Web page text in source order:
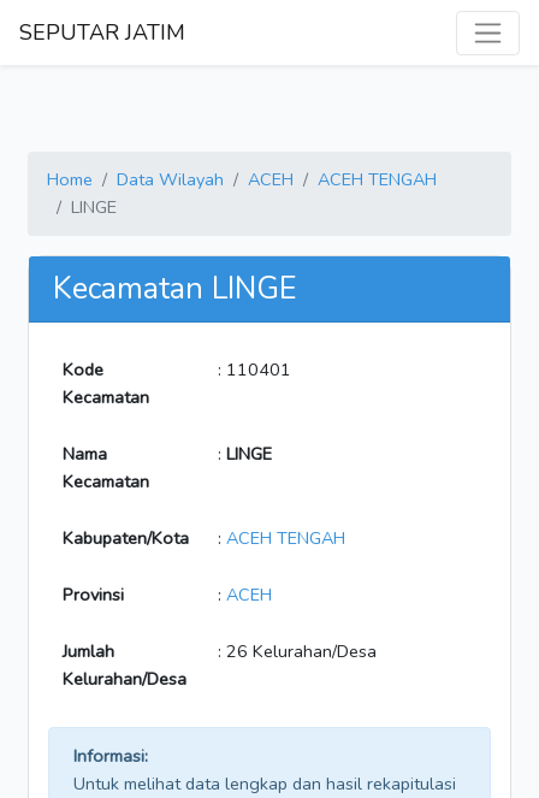
SEPUTAR JATIM
Home Data Wilayah ACEH
ACEH TENGAH
LINGE
Kecamatan LINGE
Kode
Kecamatan
: 110401
Nama
Kecamatan
: LINGE
Kabupaten/Kota : ACEH TENGAH
Provinsi : ACEH
Jumlah
Kelurahan/Desa
: 26 Kelurahan/Desa
Informasi:
Untuk melihat data lengkap dan hasil rekapitulasi